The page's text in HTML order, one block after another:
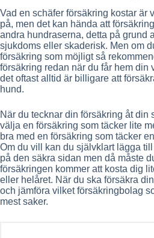
Vad en schäfer försäkring kostar är
på, men det kan hända att
andra hundraserna, detta på grund
sjukdoms eller skaderisk. Men om
försäkring som möjligt så
försäkring redan när du får hem din
det oftast alltid är billigare att
hund.
När du tecknar din försäkring åt din
välja en försäkring som täcker lite
bra med en försäkring som täcker
Om du vill kan du självklart lägga
på den säkra sidan men då måste
försäkringen kommer att kosta dig
eller helåret. När du ska försäkra
och jämföra vilket försäkringbolag
mest saker.